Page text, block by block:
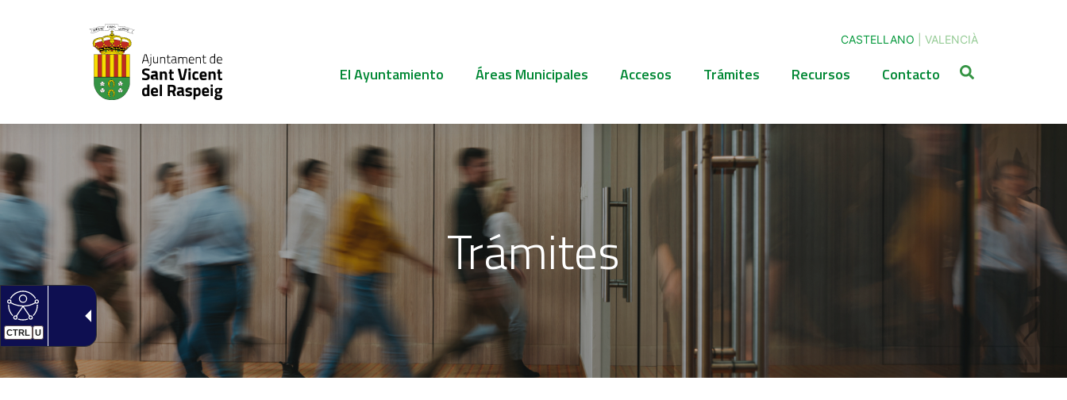
CTRL U
CASTELLANO VALENCIÀ
El Ayuntamiento Áreas Municipales Accesos Trámites Recursos Contacto
Trámites